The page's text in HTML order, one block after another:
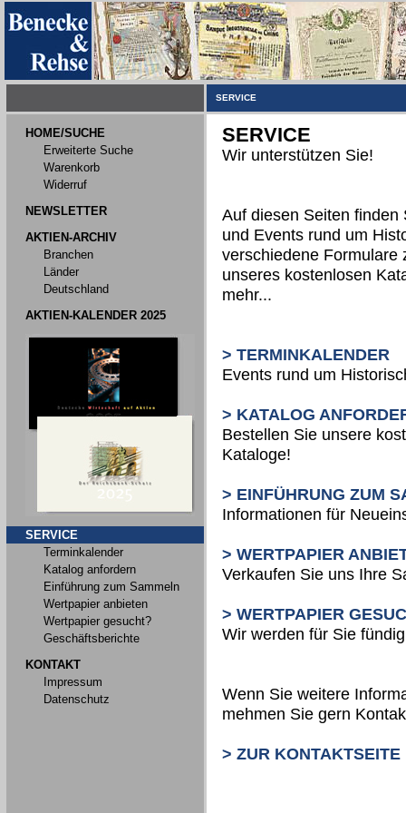
SERVICE
HOME/SUCHE
Erweiterte Suche
Warenkorb
Widerruf
NEWSLETTER
AKTIEN-ARCHIV
Branchen
Länder
Deutschland
AKTIEN-KALENDER 2025
SERVICE
Terminkalender
Katalog anfordern
Einführung zum Sammeln
Wertpapier anbieten
Wertpapier gesucht?
Geschäftsberichte
KONTAKT
Impressum
Datenschutz
SERVICE
Wir unterstützen Sie!
Auf diesen Seiten finden
und Events rund um
verschiedene Formulare
unseres kostenlosen
mehr...
> TERMINKALENDER
Events rund um
> KATALOG
Bestellen Sie unsere
Kataloge!
> EINFÜHRUNG ZUM
Informationen für
> WERTPAPIER
Verkaufen Sie uns Ihre
> WERTPAPIER
Wir werden für Sie
Wenn Sie weitere
mehmen Sie gern
> ZUR KONTAKTSEITE